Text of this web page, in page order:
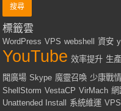
標籤雲
WordPress VPS webshell 資安
YouTube 效率提升 生
聞廣場 Skype 魔靈召喚 少康戰
ShellStorm VestaCP VirMach 網
Unattended Install
系統維運